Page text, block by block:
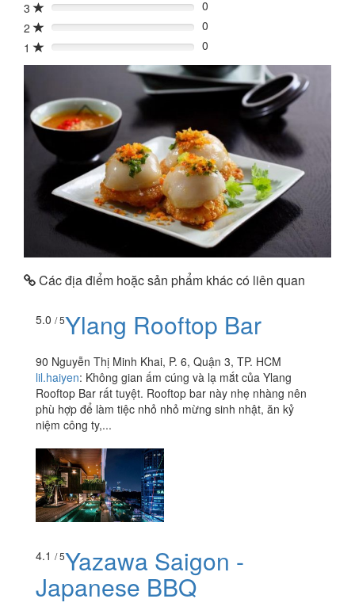
3
0%
0
2
0%
0
1
0% 0
Các địa điểm hoặc sản phẩm khác có liên quan
5.0 / 5Ylang Rooftop Bar
90 Nguyễn Thị Minh Khai, P. 6, Quận 3, TP. HCM
lil.haiyen: Không gian ấm cúng và lạ mắt của Ylang
Rooftop Bar rất tuyệt. Rooftop bar này nhẹ nhàng nên
phù hợp để làm tiệc nhỏ nhỏ mừng sinh nhật, ăn kỷ
niệm công ty,...
4.1 / 5Yazawa Saigon -
Japanese BBQ